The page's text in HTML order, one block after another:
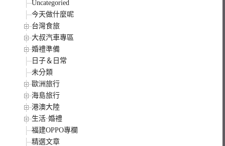
Uncategoried
今天做什麼呢
台灣食旅
大叔汽車專區
婚禮準備
日子＆日常
未分類
歐洲旅行
海島旅行
港澳大陸
生活·婚禮
福建OPPO專欄
精選文章